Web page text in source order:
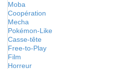
Moba
Coopération
Mecha
Pokémon-Like
Casse-tête
Free-to-Play
Film
Horreur